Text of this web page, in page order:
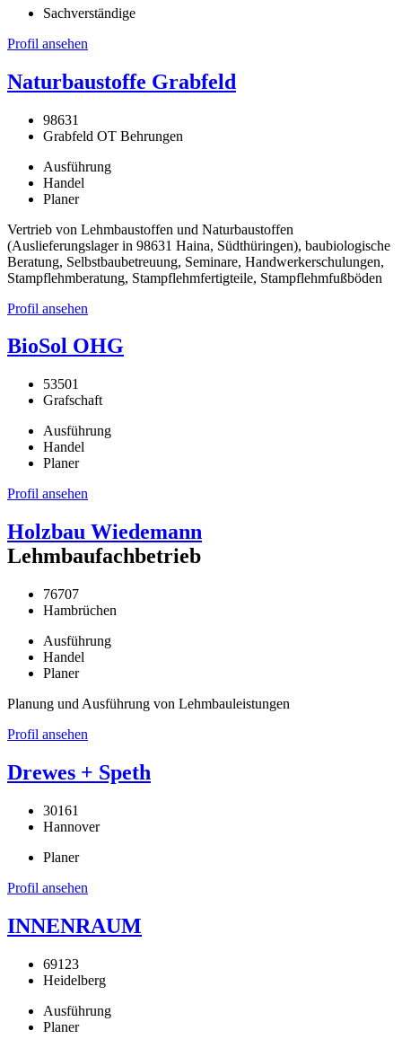
Sachverständige
Profil ansehen
Naturbaustoffe Grabfeld
98631
Grabfeld OT Behrungen
Ausführung
Handel
Planer
Vertrieb von Lehmbaustoffen und Naturbaustoffen
(Auslieferungslager in 98631 Haina, Südthüringen), baubiologische
Beratung, Selbstbaubetreuung, Seminare, Handwerkerschulungen,
Stampflehmberatung, Stampflehmfertigteile, Stampflehmfußböden
Profil ansehen
BioSol OHG
53501
Grafschaft
Ausführung
Handel
Planer
Profil ansehen
Holzbau Wiedemann
Lehmbaufachbetrieb
76707
Hambrüchen
Ausführung
Handel
Planer
Planung und Ausführung von Lehmbauleistungen
Profil ansehen
Drewes + Speth
30161
Hannover
Planer
Profil ansehen
INNENRAUM
69123
Heidelberg
Ausführung
Planer